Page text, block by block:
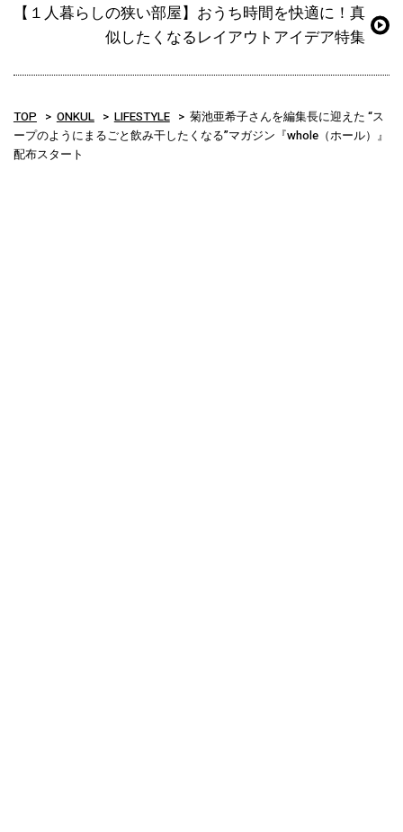
【１人暮らしの狭い部屋】おうち時間を快適に！真
似したくなるレイアウトアイデア特集
TOP ONKUL LIFESTYLE
菊池亜希子さんを編集長に迎えた “ス
ープのようにまるごと飲み干したくなる”マガジン『whole（ホール）』
配布スタート